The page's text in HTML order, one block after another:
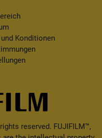
Konditionen
reserved. FUJIFILM™,